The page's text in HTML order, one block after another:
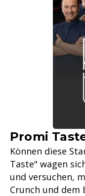
Promi
Können diese
Taste" wagen
und versuchen,
Crunch und dem